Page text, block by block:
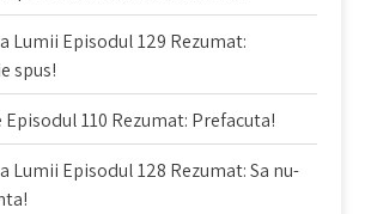
Lumii Episodul 129 Rezumat:
spus!
110 Rezumat: Prefacuta!
Lumii Episodul 128 Rezumat: Sa nu-